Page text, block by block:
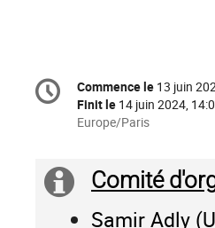
Information
de
Date/Heure
Commence le 13 juin
Finit le 14 juin 2024,
Toutes
sont
Europe/Paris
Europe/Paris
Information
Comité
Samir Adly